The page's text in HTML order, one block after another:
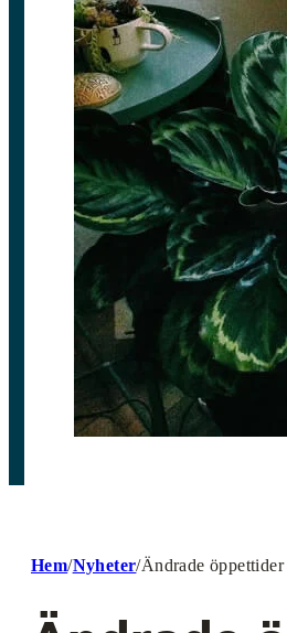
Hem/Nyheter/Ändrade öppettider